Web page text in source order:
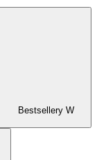
Bestsellery W